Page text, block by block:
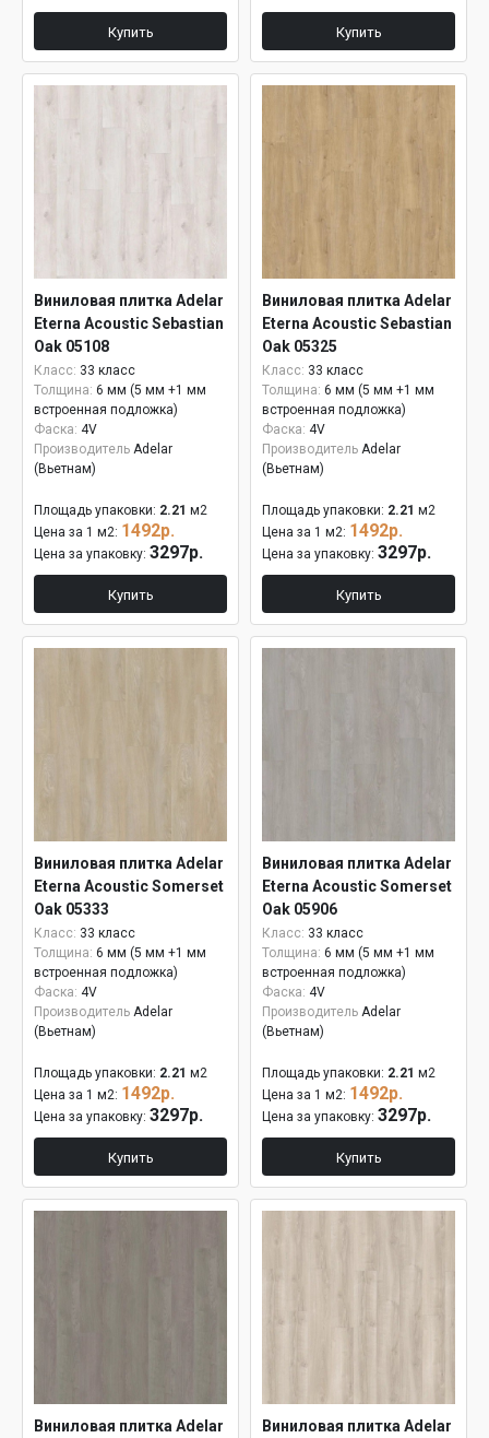
Купить Купить
Виниловая плитка Adelar
Eterna Acoustic Sebastian
Oak 05108
Класс: 33 класс
Толщина: 6 мм (5 мм +1 мм
встроенная подложка)
Фаска: 4V
Производитель Adelar
(Вьетнам)
Площадь упаковки: 2.21 м2
Цена за 1 м2: 1492р.
Цена за упаковку: 3297р.
Купить
Виниловая плитка Adelar
Eterna Acoustic Sebastian
Oak 05325
Класс: 33 класс
Толщина: 6 мм (5 мм +1 мм
встроенная подложка)
Фаска: 4V
Производитель Adelar
(Вьетнам)
Площадь упаковки: 2.21 м2
Цена за 1 м2: 1492р.
Цена за упаковку: 3297р.
Купить
Виниловая плитка Adelar
Eterna Acoustic Somerset
Oak 05333
Класс: 33 класс
Толщина: 6 мм (5 мм +1 мм
встроенная подложка)
Фаска: 4V
Производитель Adelar
(Вьетнам)
Площадь упаковки: 2.21 м2
Цена за 1 м2: 1492р.
Цена за упаковку: 3297р.
Купить
Виниловая плитка Adelar
Eterna Acoustic Somerset
Oak 05906
Класс: 33 класс
Толщина: 6 мм (5 мм +1 мм
встроенная подложка)
Фаска: 4V
Производитель Adelar
(Вьетнам)
Площадь упаковки: 2.21 м2
Цена за 1 м2: 1492р.
Цена за упаковку: 3297р.
Купить
Виниловая плитка Adelar
Виниловая плитка Adelar